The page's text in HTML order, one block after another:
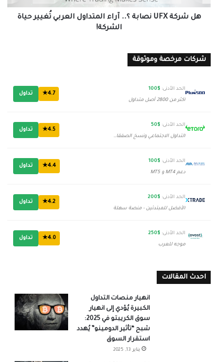
تُغيير
حياة
هل شركة UFX نصابة ؟.. آراء المتداول العربي تُغيير حياة
الشركة!
شركات مرخصة وموثوقة
الحد الأدنى: $100
أكثر من 2800 أصل متداول
4.7★ تداول
الحد الأدنى: $50
التداول الاجتماعي ونسخ الصفقات
4.5★ تداول
الحد الأدنى: $100
دعم MT4 و MT5
4.4★ تداول
الحد الأدنى: $200
الأفضل للمبتدئين - منصة سهلة
4.2★ تداول
الحد الأدنى: $250
موجه للعرب
4.0★ تداول
احدث المقالات
انهيار منصات التداول
الكبيرة يُؤدي إلى انهيار
سوق الكريبتو في 2025:
شبح “تأثير الدومينو” يُهدد
استقرار السوق
يناير 13, 2025